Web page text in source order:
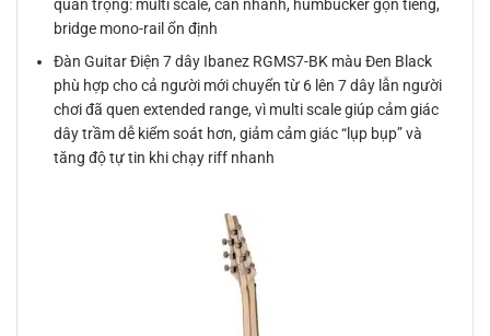
quan trọng: multi scale, cần nhanh, humbucker gọn tiếng,
bridge mono-rail ổn định
Đàn Guitar Điện 7 dây Ibanez RGMS7-BK màu Đen Black
phù hợp cho cả người mới chuyển từ 6 lên 7 dây lẫn người
chơi đã quen extended range, vì multi scale giúp cảm giác
dây trầm dễ kiểm soát hơn, giảm cảm giác “lụp bụp” và
tăng độ tự tin khi chạy riff nhanh